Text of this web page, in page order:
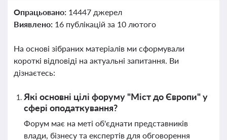
Опрацьовано: 14447 джерел
Виявлено: 16 публікацій за 10 лютого
На основі зібраних матеріалів ми сформували
короткі відповіді на актуальні запитання. Ви
дізнаєтесь:
Які основні цілі форуму "Міст до Європи" у
сфері оподаткування?
Форум має на меті об'єднати представників
влади, бізнесу та експертів для обговорення